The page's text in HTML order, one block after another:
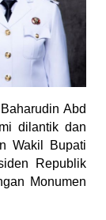
Abd
dilantik dan
Wakil Bupati
Republik
Monumen